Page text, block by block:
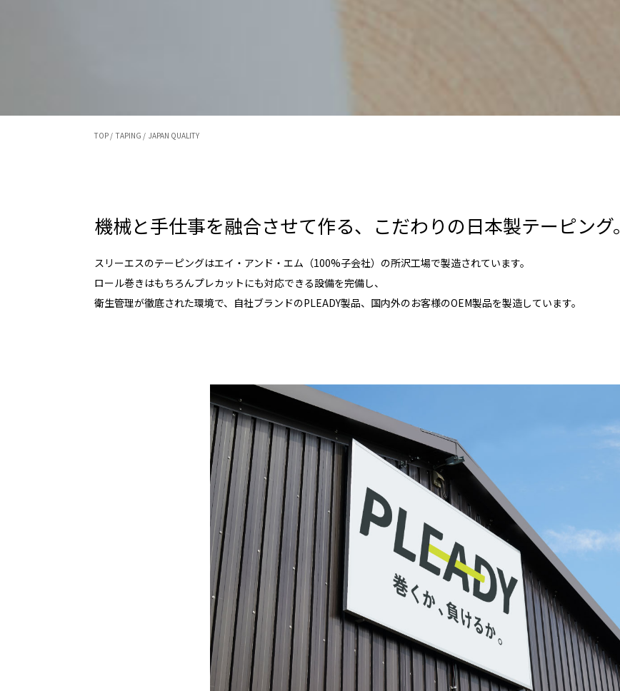
TOP / TAPING / JAPAN QUALITY
機械と手仕事を融合させて作る、こだわりの日本製テーピング。
スリーエスのテーピングはエイ・アンド・エム（100%子会社）の所沢工場で製造されています。
ロール巻きはもちろんプレカットにも対応できる設備を完備し、
衛生管理が徹底された環境で、自社ブランドのPLEADY製品、国内外のお客様のOEM製品を製造しています。